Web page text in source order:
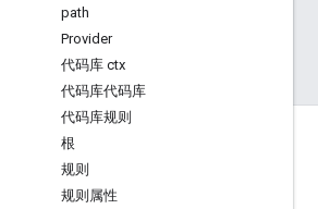
path
Provider
代码库 ctx
代码库代码库
代码库规则
根
规则
规则属性
掌握动态